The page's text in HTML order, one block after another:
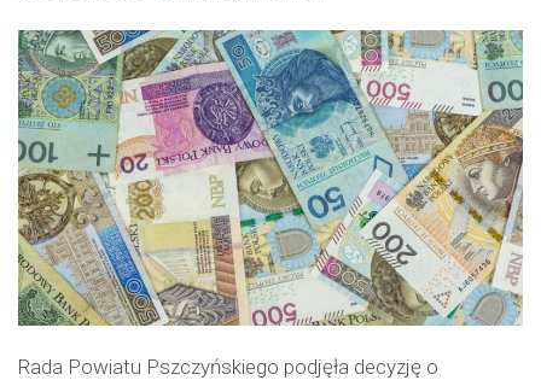
Rada Powiatu Pszczyńskiego podjęła decyzję o